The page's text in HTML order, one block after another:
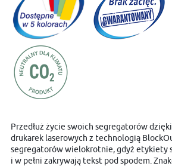
Przedłuż życie swoich segregatorów
drukarek laserowych z technologią
segregatorów wielokrotnie, gdyż etykiety
i w pełni zakrywają tekst pod spodem.